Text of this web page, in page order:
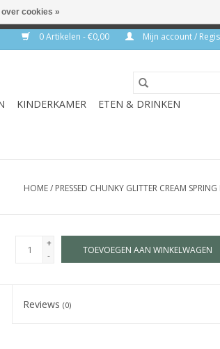
0 Artikelen - €0,00 Mijn account /
KINDERKAMER
ETEN & DRINKEN
HOME/ PRESSED CHUNKY GLITTER CREAM SPRING
+
-
TOEVOEGEN AAN WINKELWAGEN
Reviews(0)
over cookies »